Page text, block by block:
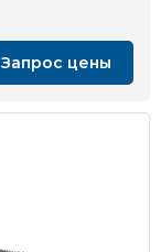
Запрос цены